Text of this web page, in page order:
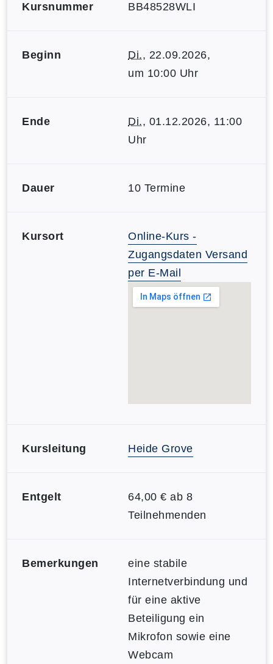
Kursnummer BB48528WLI
Beginn Di., 22.09.2026,
um 10:00 Uhr
Ende Di., 01.12.2026, 11:00
Uhr
Dauer 10 Termine
Kursort
Online-Kurs -
Zugangsdaten Versand
per E-Mail
Kursleitung Heide Grove
Entgelt
64,00 € ab 8
Teilnehmenden
Bemerkungen
eine stabile
Internetverbindung und
für eine aktive
Beteiligung ein
Mikrofon sowie eine
Webcam